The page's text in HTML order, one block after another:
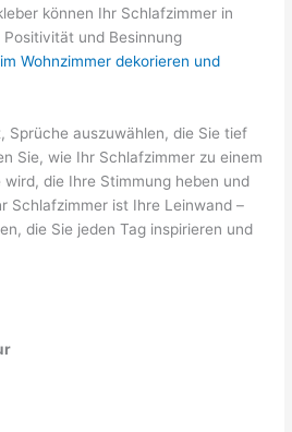
können Ihr Schlafzimmer in
und Besinnung
Wohnzimmer dekorieren und
Sprüche auszuwählen, die Sie tief
Sie, wie Ihr Schlafzimmer zu einem
die Ihre Stimmung heben und
Schlafzimmer ist Ihre Leinwand –
die Sie jeden Tag inspirieren und